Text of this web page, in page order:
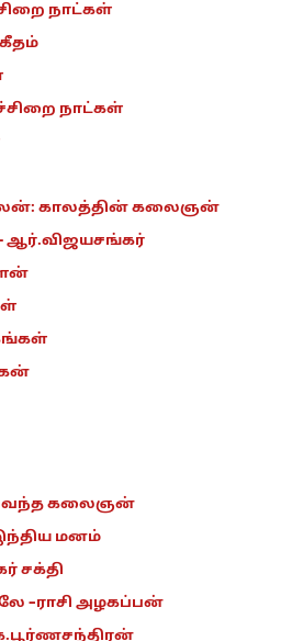
நாட்கள்
நாட்கள்
காலத்தின் கலைஞன்
ஆர்.விஜயசங்கர்
வந்த கலைஞன்
இந்திய மனம்
சக்தி
–ராசி அழகப்பன்